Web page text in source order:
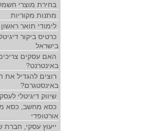
בחירת מוצרי
מתנות מקוריות
לימודי תואר ראשון
כרטיס ביקור
בישראל
האם עסקים צריכים
באינטרנט?
רוצים להגדיל את
באינסטגרם?
שיווק דיגיטלי
כסא מחשב, כסא
אורטופדי
ייעוץ עסקי, חברת